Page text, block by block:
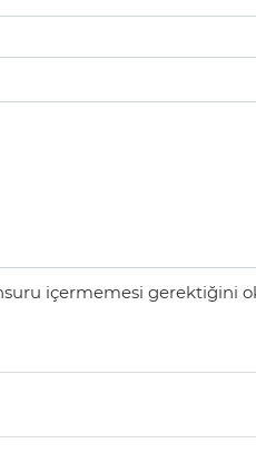
içermemesi gerektiğini